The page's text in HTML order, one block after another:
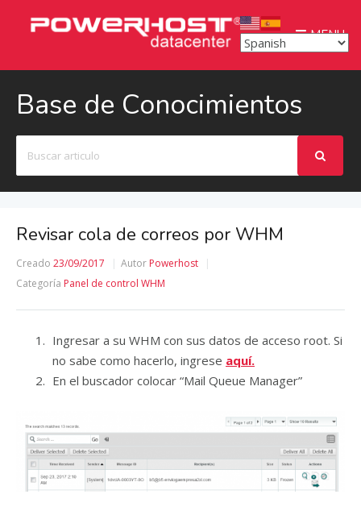
MENU
Base de Conocimientos
Revisar cola de correos por WHM
Creado 23/09/2017 Autor Powerhost
Categoría Panel de control WHM
Ingresar a su WHM con sus datos de acceso root. Si
no sabe como hacerlo, ingrese aquí.
En el buscador colocar “Mail Queue Manager”